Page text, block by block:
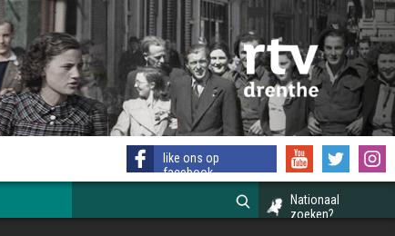
like ons op
facebook
Nationaal
zoeken?